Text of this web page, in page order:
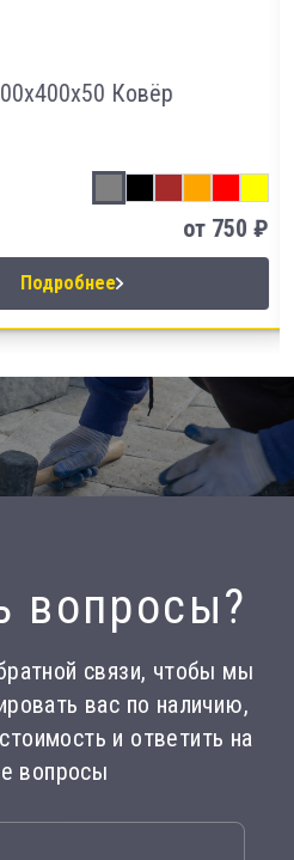
Ковёр
от 750 ₽
Подробнее
вопросы?
связи, чтобы мы
вас по наличию,
и ответить на
вопросы